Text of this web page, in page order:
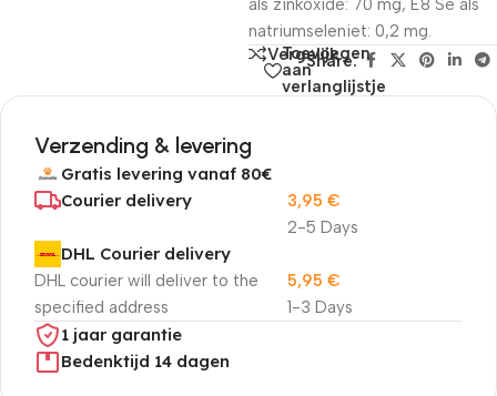
als zinkoxide: 70 mg, E8 Se als
natriumseleniet: 0,2 mg.
Vergelijk
Toevoegen
aan
verlanglijstje
Share:
Verzending & levering
Gratis levering vanaf 80€
Courier delivery
2-5 Days
3,95 €
DHL Courier delivery
DHL courier will deliver to the
specified address
1-3 Days
5,95 €
1 jaar garantie
Bedenktijd 14 dagen